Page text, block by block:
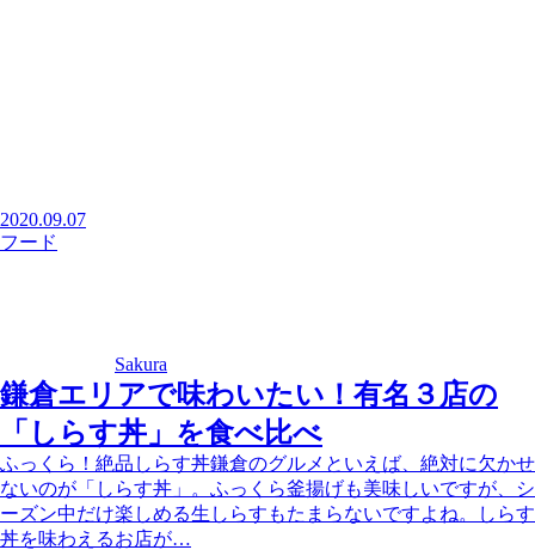
2020.09.07
フード
Sakura
鎌倉エリアで味わいたい！有名３店の
「しらす丼」を食べ比べ
ふっくら！絶品しらす丼鎌倉のグルメといえば、絶対に欠かせ
ないのが「しらす丼」。ふっくら釜揚げも美味しいですが、シ
ーズン中だけ楽しめる生しらすもたまらないですよね。しらす
丼を味わえるお店が…